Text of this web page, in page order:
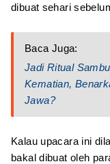
dibuat sehari
Baca Juga:
Jadi Ritual
Kematian,
Jawa?
Kalau upacara ini
bakal dibuat oleh